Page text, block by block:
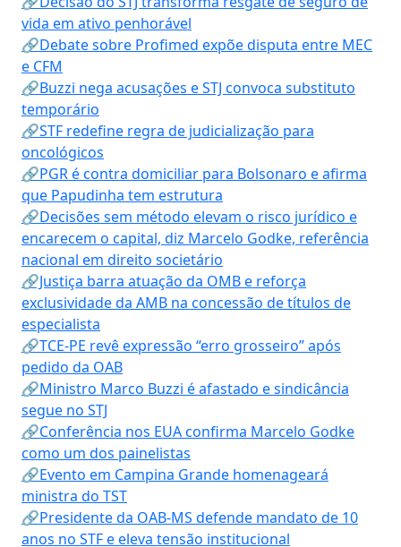
vida em ativo penhorável
🔗Debate sobre Profimed expõe disputa entre MEC
e CFM
🔗Buzzi nega acusações e STJ convoca substituto
temporário
🔗STF redefine regra de judicialização para
oncológicos
🔗PGR é contra domiciliar para Bolsonaro e afirma
que Papudinha tem estrutura
🔗Decisões sem método elevam o risco jurídico e
encarecem o capital, diz Marcelo Godke, referência
nacional em direito societário
🔗Justiça barra atuação da OMB e reforça
exclusividade da AMB na concessão de títulos de
especialista
🔗TCE-PE revê expressão “erro grosseiro” após
pedido da OAB
🔗Ministro Marco Buzzi é afastado e sindicância
segue no STJ
🔗Conferência nos EUA confirma Marcelo Godke
como um dos painelistas
🔗Evento em Campina Grande homenageará
ministra do TST
🔗Presidente da OAB-MS defende mandato de 10
anos no STF e eleva tensão institucional